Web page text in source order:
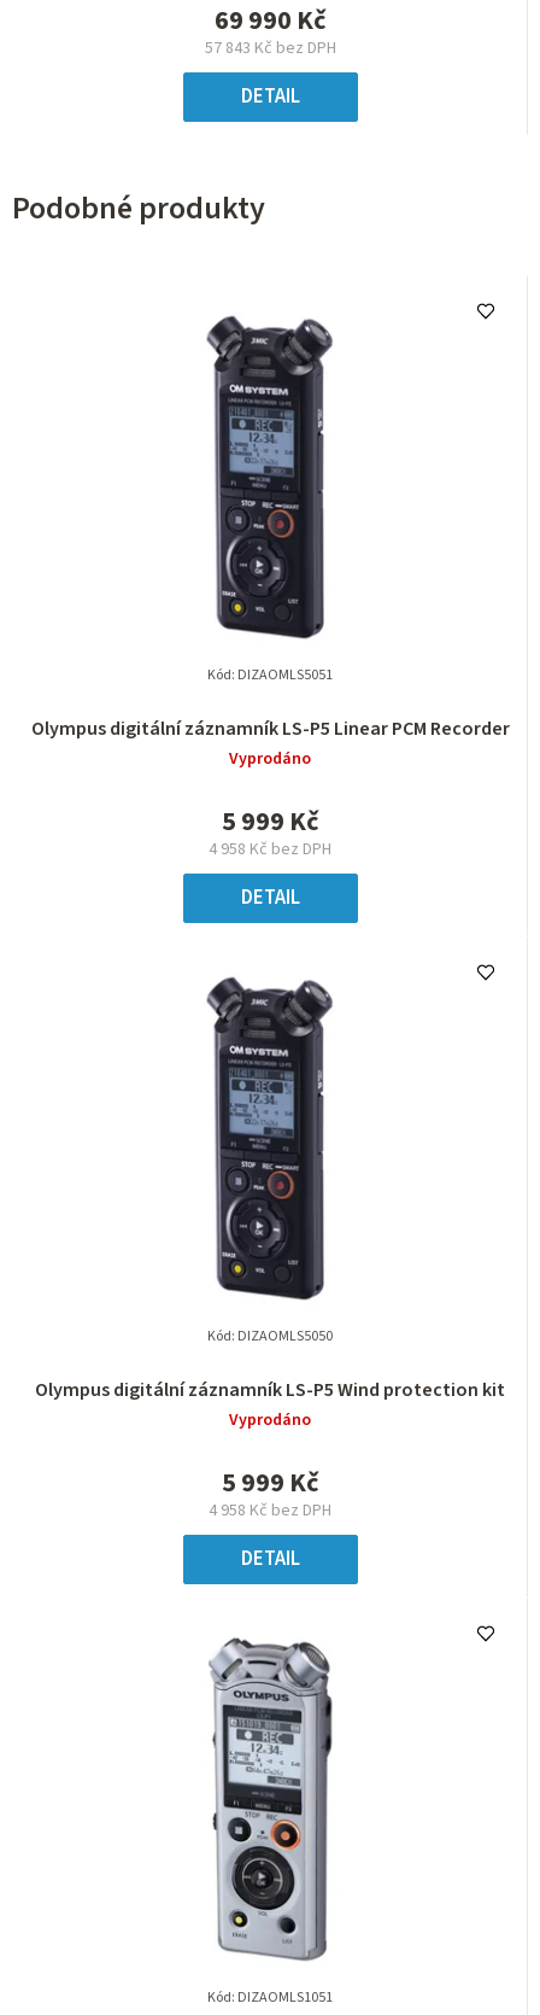
57 843 Kč bez DPH
69 990 Kč
DETAIL
Podobné produkty
Olympus digitální záznamník LS-P5 Linear PCM Recorder
Vyprodáno
4 958 Kč bez DPH
5 999 Kč
DETAIL
Kód: DIZAOMLS5051
Olympus digitální záznamník LS-P5 Wind protection kit
Vyprodáno
4 958 Kč bez DPH
5 999 Kč
DETAIL
Kód: DIZAOMLS5050
Kód: DIZAOMLS1051